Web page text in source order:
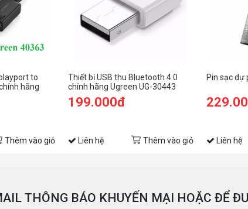
to
hãng
Thêm vào giỏ
Thiết bị USB thu Bluetooth 4.0
chính hãng Ugreen UG-30443
199.000đ
Liên hệ Thêm vào giỏ
Pin sạc dự
Liên hệ
THÔNG BÁO KHUYẾN MẠI HOẶC ĐỂ